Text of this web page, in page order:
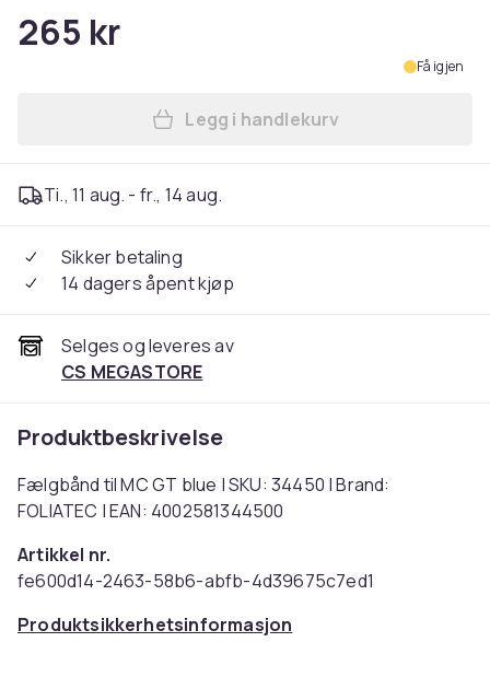
265 kr
Få igjen
Legg Fælgbånd til MC GT
Legg i handlekurv
Ti., 11 aug. - fr., 14 aug.
Sikker betaling
14 dagers åpent kjøp
Selges og leveres av
CS MEGASTORE
Produktbeskrivelse
Fælgbånd til MC GT blue | SKU: 34450 | Brand:
FOLIATEC | EAN: 4002581344500
Artikkel nr.
fe600d14-2463-58b6-abfb-4d39675c7ed1
Produktsikkerhetsinformasjon